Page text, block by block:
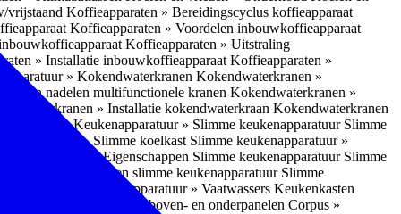
vrijstaand Koffieapparaten » Bereidingscyclus koffieapparaat
Koffieapparaten » Voordelen inbouwkoffieapparaat
Koffieapparaten » Uitstraling
» Installatie inbouwkoffieapparaat Koffieapparaten »
» Kokendwaterkranen Kokendwaterkranen »
en nadelen multifunctionele kranen Kokendwaterkranen »
» Installatie kokendwaterkraan Kokendwaterkranen
» OvensKeukenapparatuur » Slimme keukenapparatuur Slimme
» Slimme koelkast Slimme keukenapparatuur »
» Eigenschappen Slimme keukenapparatuur Slimme
» Nadelen slimme keukenapparatuur Slimme
Keukenapparatuur » Vaatwassers Keukenkasten
Corpus » Buitenkant zij-, boven- en onderpanelen Corpus »